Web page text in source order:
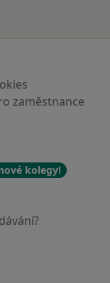
zaměstnance
kolegy!